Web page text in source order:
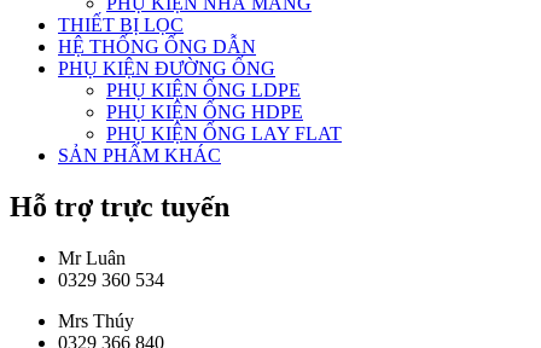
THIẾT BỊ LỌC
HỆ THỐNG ỐNG DẪN
PHỤ KIỆN ĐƯỜNG ỐNG
PHỤ KIỆN ỐNG LDPE
PHỤ KIỆN ỐNG HDPE
PHỤ KIỆN ỐNG LAY FLAT
SẢN PHẨM KHÁC
Hỗ trợ trực tuyến
Mr Luân
0329 360 534
Mrs Thúy
0329 366 840